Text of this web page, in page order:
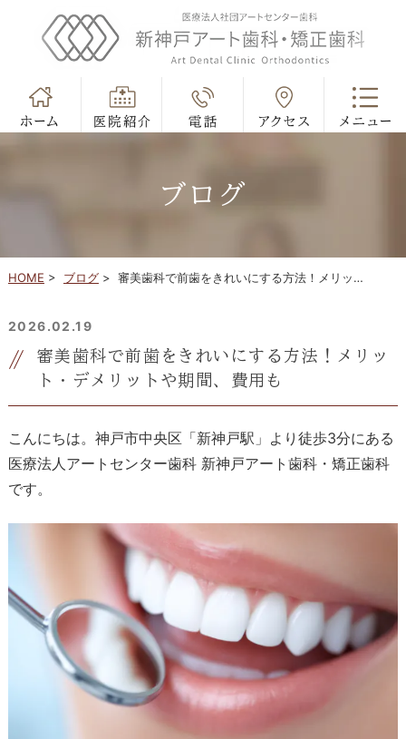
ブログ
HOME > ブログ> 審美歯科で前歯をきれいにする方法！メリッ…
2026.02.19
審美歯科で前歯をきれいにする方法！メリッ
ト・デメリットや期間、費用も
こんにちは。神戸市中央区「新神戸駅」より徒歩3分にある
医療法人アートセンター歯科 新神戸アート歯科・矯正歯科
です。